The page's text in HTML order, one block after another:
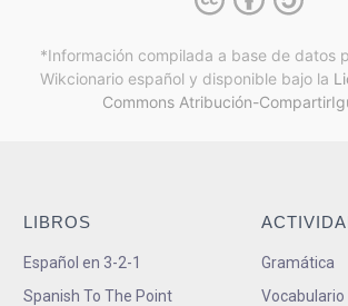
*Información compilada a base de datos
Wikcionario español y disponible bajo la
Commons Atribución-
LIBROS
Español en 3-2-1
Spanish To The Point
Gramática
Vocabulario